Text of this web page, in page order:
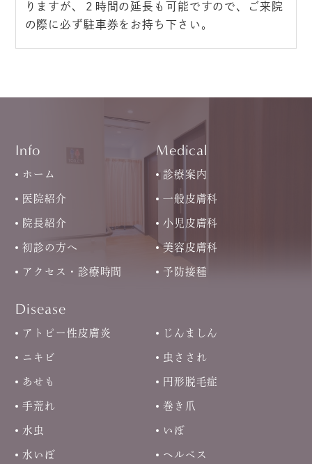
りますが、２時間の延長も可能ですので、ご来院
の際に必ず駐車券をお持ち下さい。
Info
ホーム
医院紹介
院長紹介
初診の方へ
アクセス・診療時間
Medical
診療案内
一般皮膚科
小児皮膚科
美容皮膚科
予防接種
Disease
アトピー性皮膚炎 じんましん
ニキビ 虫さされ
あせも 円形脱毛症
手荒れ 巻き爪
水虫 いぼ
水いぼ ヘルペス